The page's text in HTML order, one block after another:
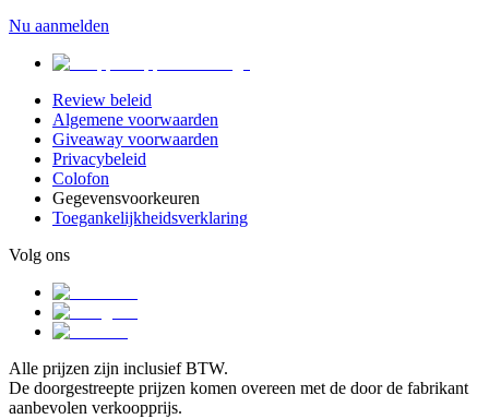
Nu aanmelden
Review beleid
Algemene voorwaarden
Giveaway voorwaarden
Privacybeleid
Colofon
Gegevensvoorkeuren
Toegankelijkheidsverklaring
Volg ons
Alle prijzen zijn inclusief BTW.
De doorgestreepte prijzen komen overeen met de door de fabrikant
aanbevolen verkoopprijs.